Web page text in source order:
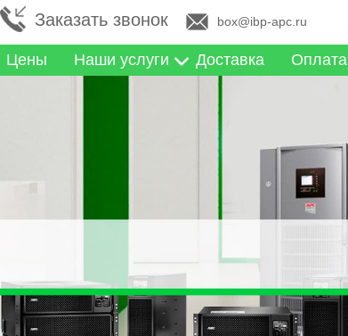
Заказать звонок box@ibp-apc.ru
Цены Наши услуги Доставка Оплата